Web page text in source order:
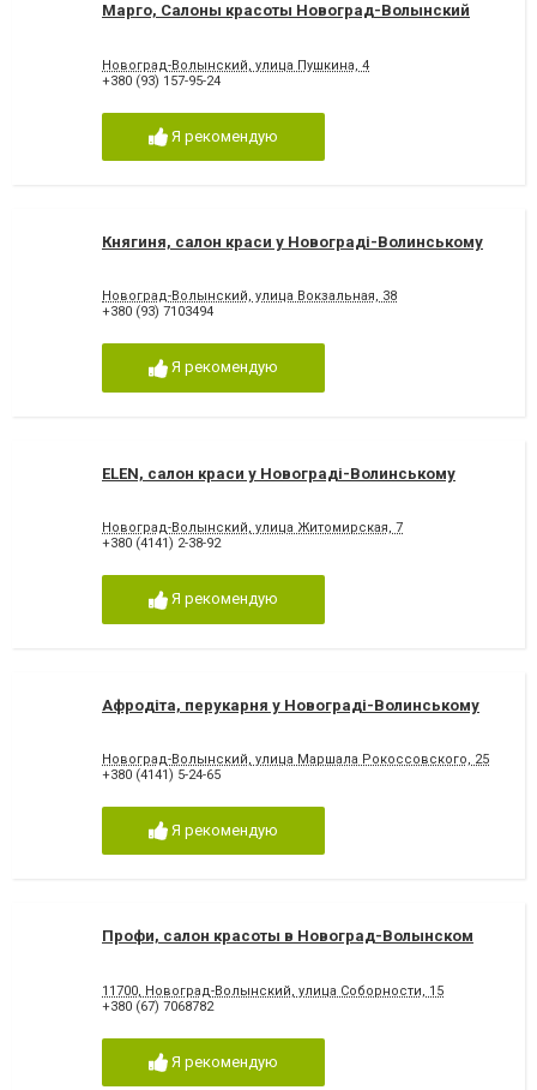
Марго, Салоны красоты Новоград-Волынский
Новоград-Волынский, улица Пушкина, 4
+380 (93) 157-95-24
Я рекомендую
Княгиня, салон краси у Новограді-Волинському
Новоград-Волынский, улица Вокзальная, 38
+380 (93) 7103494
Я рекомендую
ELEN, салон краси у Новограді-Волинському
Новоград-Волынский, улица Житомирская, 7
+380 (4141) 2-38-92
Я рекомендую
Афродіта, перукарня у Новограді-Волинському
Новоград-Волынский, улица Маршала Рокоссовского, 25
+380 (4141) 5-24-65
Я рекомендую
Профи, салон красоты в Новоград-Волынском
11700, Новоград-Волынский, улица Соборности, 15
+380 (67) 7068782
Я рекомендую